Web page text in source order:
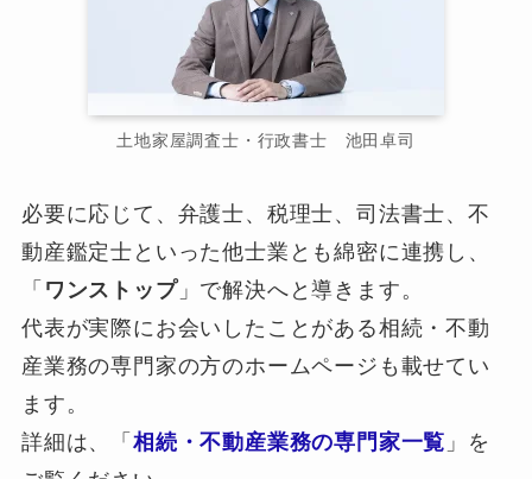
土地家屋調査士・行政書士 池田卓司
必要に応じて、弁護士、税理士、司法書士、不
動産鑑定士といった他士業とも綿密に連携し、
「 ワンストップ」で解決へと導きます。
代表が実際にお会いしたことがある相続・不動
産業務の専門家の方のホームページも載せてい
ます。
詳細は、「 相続・不動産業務の専門家一覧 」を